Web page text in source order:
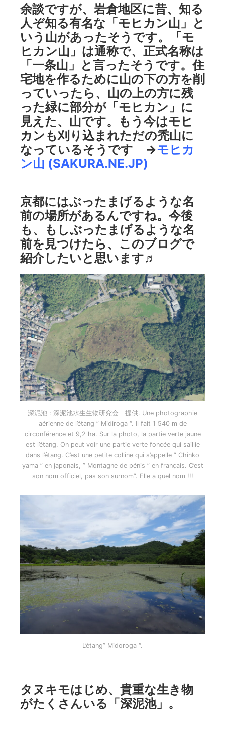
余談ですが、岩倉地区に昔、知る
人ぞ知る有名な「モヒカン山」と
いう山があったそうです。「モ
ヒカン山」は通称で、正式名称は
「一条山」と言ったそうです。住
宅地を作るために山の下の方を削
っていったら、山の上の方に残
った緑に部分が「モヒカン」に
見えた、山です。もう今はモヒ
カンも刈り込まれただの禿山に
なっているそうです →モヒカ
ン山 (SAKURA.NE.JP)
京都にはぶったまげるような名
前の場所があるんですね。今後
も、もしぶったまげるような名
前を見つけたら、このブログで
紹介したいと思います♬
深泥池 : 深泥池水生生物研究会 提供. Une photographie
aérienne de l’étang ” Midiroga “. Il fait 1 540 m de
circonférence et 9,2 ha. Sur la photo, la partie verte jaune
est l’étang. On peut voir une partie verte foncée qui saillie
dans l’étang. C’est une petite colline qui s’appelle ” Chinko
yama ” en japonais, ” Montagne de pénis ” en français. C’est
son nom officiel, pas son surnom”. Elle a quel nom !!!
L’étang” Midoroga “.
タヌキモはじめ、貴重な生き物
がたくさんいる「深泥池」。